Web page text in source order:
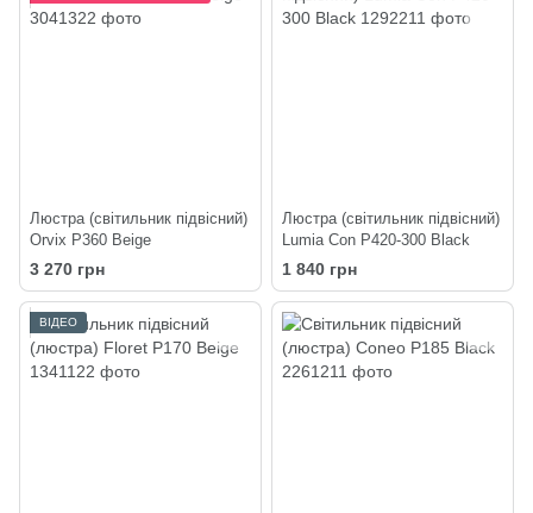
Люстра (світильник підвісний)
Orvix P360 Beige
3 270 грн
Люстра (світильник підвісний)
Lumia Con P420-300 Black
1 840 грн
ВІДЕО